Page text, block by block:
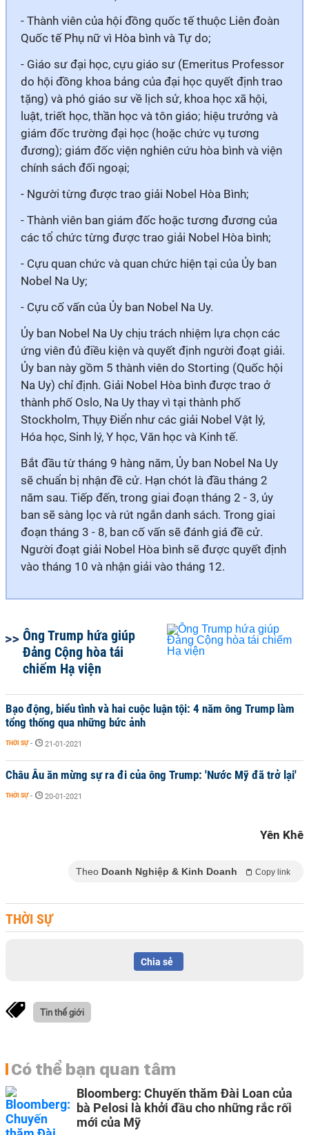
- Thành viên của hội đồng quốc tế thuộc Liên đoàn
Quốc tế Phụ nữ vì Hòa bình và Tự do;
- Giáo sư đại học, cựu giáo sư (Emeritus Professor
do hội đồng khoa bảng của đại học quyết định trao
tặng) và phó giáo sư về lịch sử, khoa học xã hội,
luật, triết học, thần học và tôn giáo; hiệu trưởng và
giám đốc trường đại học (hoặc chức vụ tương
đương); giám đốc viện nghiên cứu hòa bình và viện
chính sách đối ngoại;
- Người từng được trao giải Nobel Hòa Bình;
- Thành viên ban giám đốc hoặc tương đương của
các tổ chức từng được trao giải Nobel Hòa bình;
- Cựu quan chức và quan chức hiện tại của Ủy ban
Nobel Na Uy;
- Cựu cố vấn của Ủy ban Nobel Na Uy.
Ủy ban Nobel Na Uy chịu trách nhiệm lựa chọn các
ứng viên đủ điều kiện và quyết định người đoạt giải.
Ủy ban này gồm 5 thành viên do Storting (Quốc hội
Na Uy) chỉ định. Giải Nobel Hòa bình được trao ở
thành phố Oslo, Na Uy thay vì tại thành phố
Stockholm, Thụy Điển như các giải Nobel Vật lý,
Hóa học, Sinh lý, Y học, Văn học và Kinh tế.
Bắt đầu từ tháng 9 hàng năm, Ủy ban Nobel Na Uy
sẽ chuẩn bị nhận đề cử. Hạn chót là đầu tháng 2
năm sau. Tiếp đến, trong giai đoạn tháng 2 - 3, ủy
ban sẽ sàng lọc và rút ngắn danh sách. Trong giai
đoạn tháng 3 - 8, ban cố vấn sẽ đánh giá đề cử.
Người đoạt giải Nobel Hòa bình sẽ được quyết định
vào tháng 10 và nhận giải vào tháng 12.
Ông Trump hứa giúp
Đảng Cộng hòa tái
chiếm Hạ viện
Bạo động, biểu tình và hai cuộc luận tội: 4 năm ông Trump làm
tổng thống qua những bức ảnh
THỜI SỰ - 21-01-2021
Châu Âu ăn mừng sự ra đi của ông Trump: 'Nước Mỹ đã trở lại'
THỜI SỰ - 20-01-2021
Yên Khê
Theo Doanh Nghiệp & Kinh Doanh Copy link
THỜI SỰ
Chia sẻ
Tin thế giới
Có thể bạn quan tâm
Bloomberg: Chuyến thăm Đài Loan của
bà Pelosi là khởi đầu cho những rắc rối
mới của Mỹ